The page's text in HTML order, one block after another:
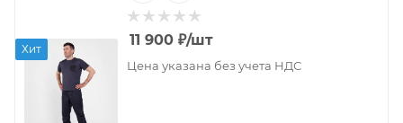
Хит
11 900 ₽/шт
Цена указана без учета НДС